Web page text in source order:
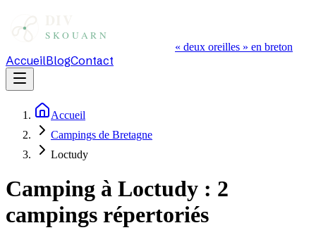
« deux oreilles » en breton
AccueilBlogContact
Accueil
Campings de Bretagne
Loctudy
Camping à Loctudy : 2
campings répertoriés